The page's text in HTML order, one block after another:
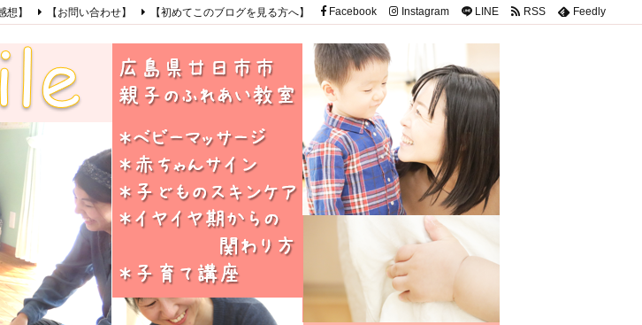
想】 【お問い合わせ】 【初めてこのブログを見る方へ】 Facebook Instagram LINE RSS Feedly